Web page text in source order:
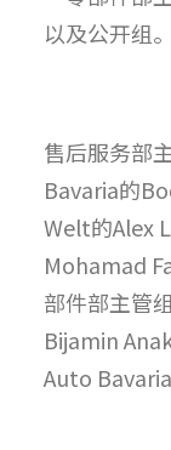
以及公开组。
售后服务部
Bavaria的
Welt的Alex
Mohamad
部件部主管
Bijamin
Auto